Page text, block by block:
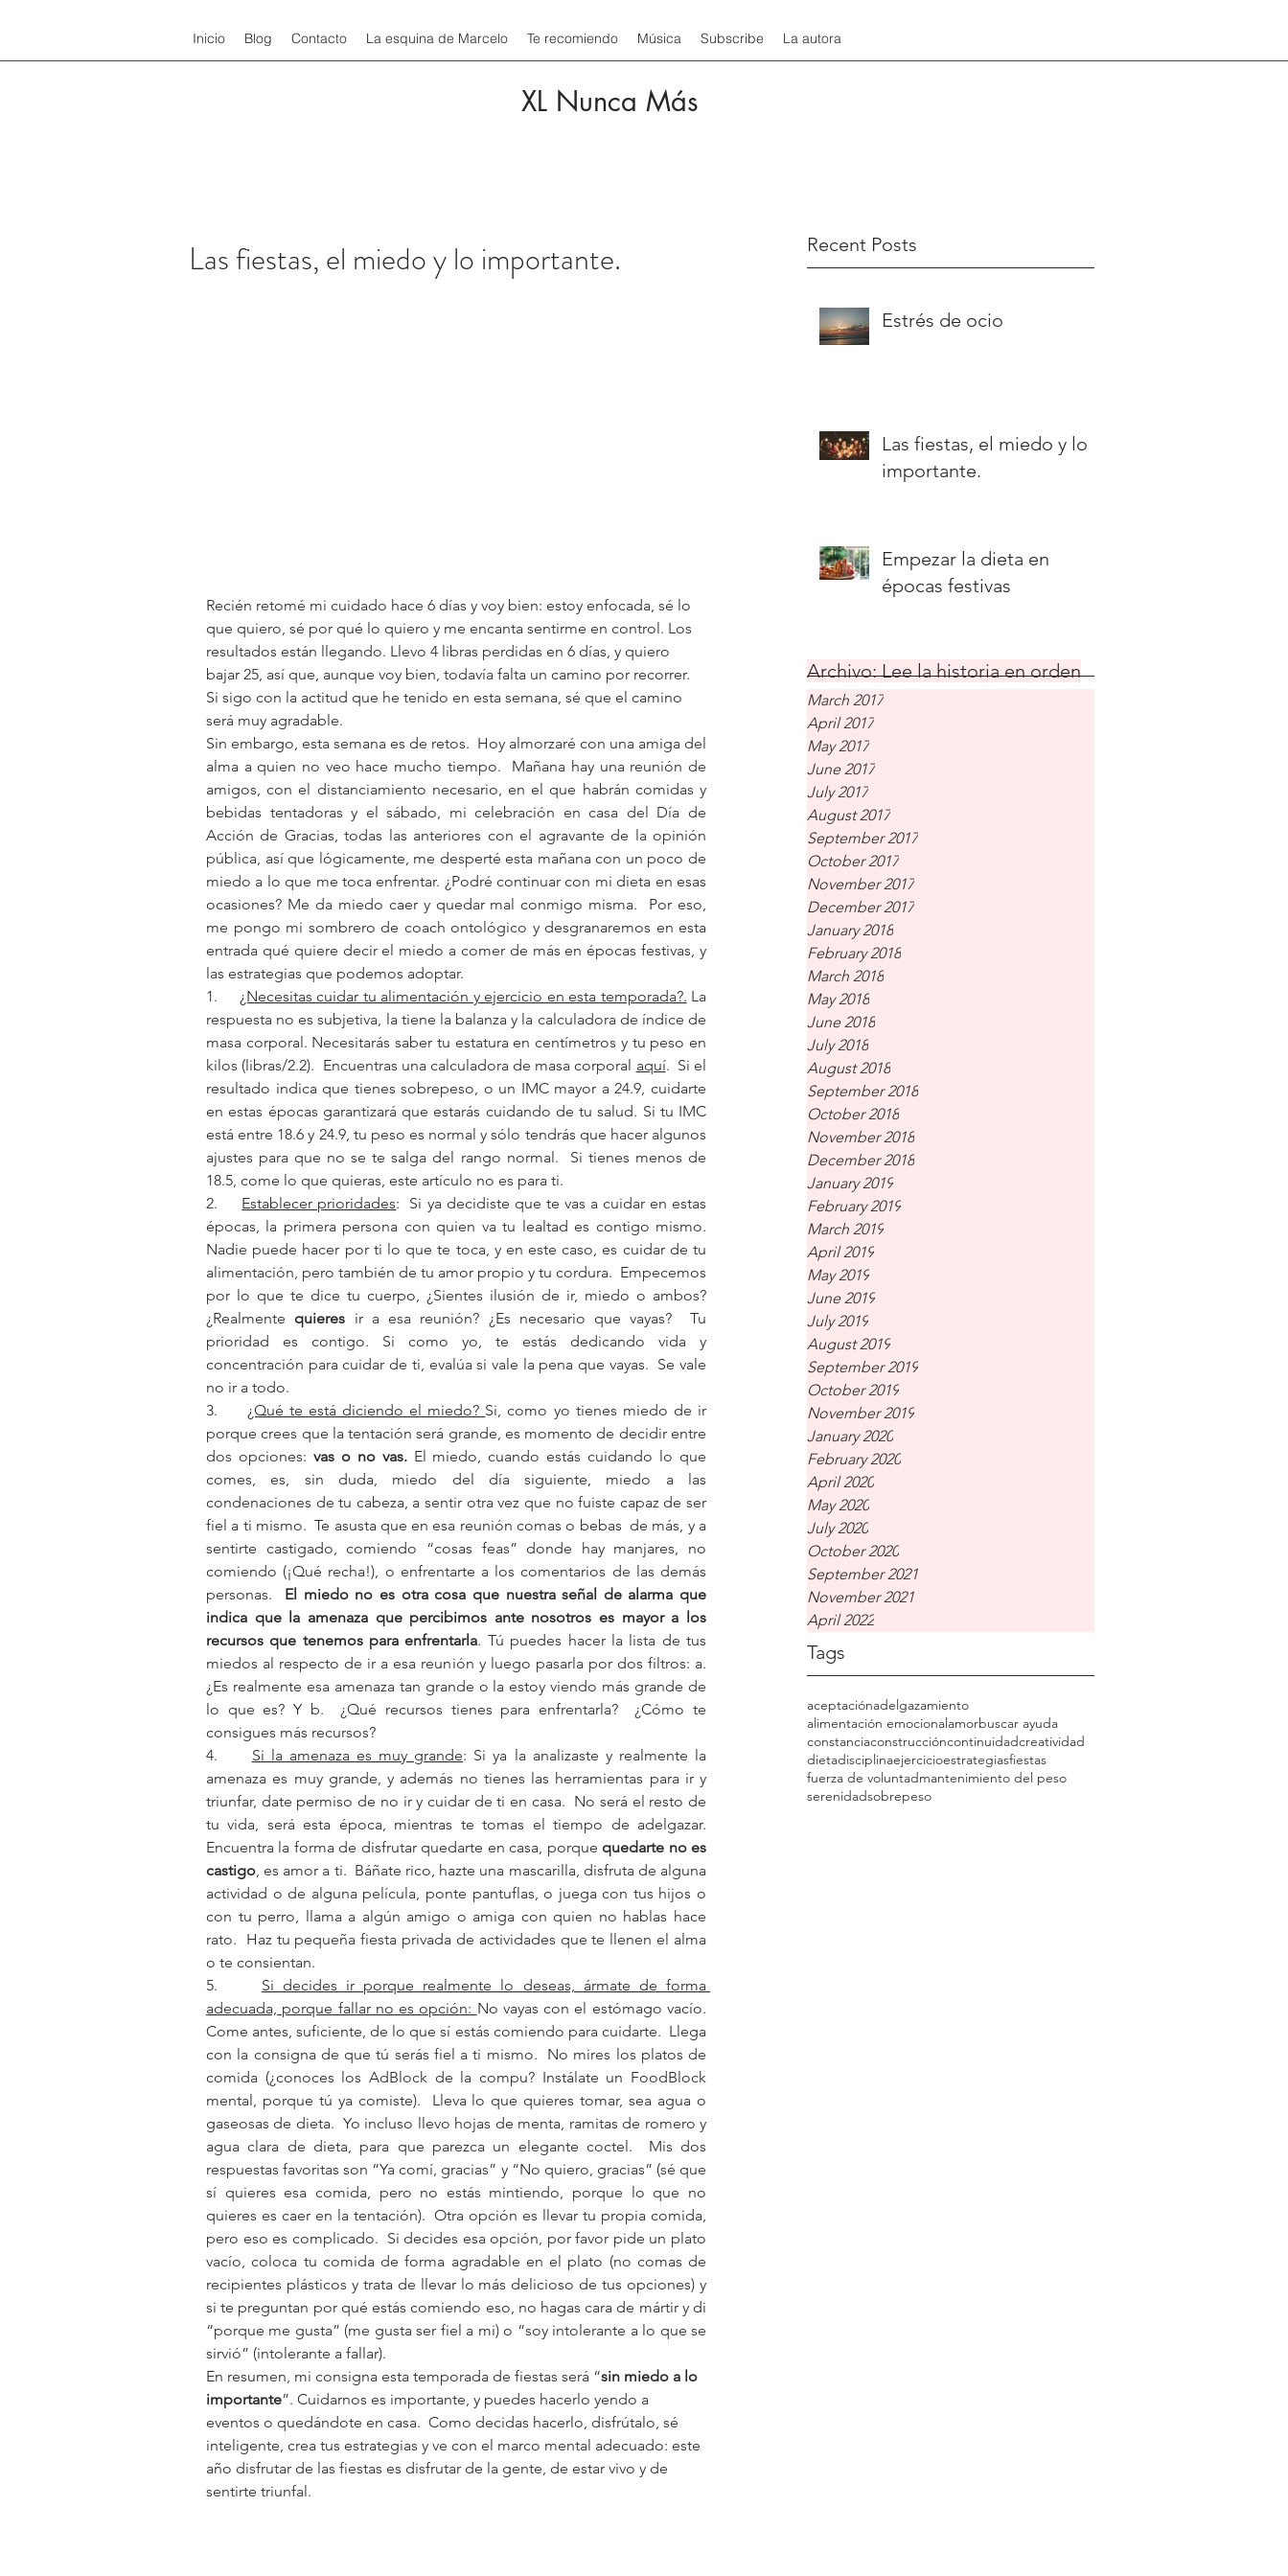
Inicio Blog Contacto La esquina de Marcelo Te recomiendo Música Subscribe La autora
XL Nunca Más
Recent Posts
Estrés de ocio
Las fiestas, el miedo y lo
importante.
Empezar la dieta en
épocas festivas
Archivo: Lee la historia en orden
March 2017
April 2017
May 2017
June 2017
July 2017
August 2017
September 2017
October 2017
November 2017
December 2017
January 2018
February 2018
March 2018
May 2018
June 2018
July 2018
August 2018
September 2018
October 2018
November 2018
December 2018
January 2019
February 2019
March 2019
April 2019
May 2019
June 2019
July 2019
August 2019
September 2019
October 2019
November 2019
January 2020
February 2020
April 2020
May 2020
July 2020
October 2020
September 2021
November 2021
April 2022
Tags
aceptaciónadelgazamiento
alimentación emocionalamorbuscar ayuda
constanciaconstruccióncontinuidadcreatividad
dietadisciplinaejercicioestrategiasfiestas
fuerza de voluntadmantenimiento del peso
serenidadsobrepeso
Las fiestas, el miedo y lo importante.
Recién retomé mi cuidado hace 6 días y voy bien: estoy enfocada, sé lo
que quiero, sé por qué lo quiero y me encanta sentirme en control. Los
resultados están llegando. Llevo 4 libras perdidas en 6 días, y quiero
bajar 25, así que, aunque voy bien, todavía falta un camino por recorrer.
Si sigo con la actitud que he tenido en esta semana, sé que el camino
será muy agradable.
Sin embargo, esta semana es de retos.  Hoy almorzaré con una amiga del
alma a quien no veo hace mucho tiempo.  Mañana hay una reunión de
amigos, con el distanciamiento necesario, en el que habrán comidas y
bebidas tentadoras y el sábado, mi celebración en casa del Día de
Acción de Gracias, todas las anteriores con el agravante de la opinión
pública, así que lógicamente, me desperté esta mañana con un poco de
miedo a lo que me toca enfrentar. ¿Podré continuar con mi dieta en esas
ocasiones? Me da miedo caer y quedar mal conmigo misma.  Por eso,
me pongo mi sombrero de coach ontológico y desgranaremos en esta
entrada qué quiere decir el miedo a comer de más en épocas festivas, y
las estrategias que podemos adoptar.
1. ¿Necesitas cuidar tu alimentación y ejercicio en esta temporada?. La
respuesta no es subjetiva, la tiene la balanza y la calculadora de índice de
masa corporal. Necesitarás saber tu estatura en centímetros y tu peso en
kilos (libras/2.2).  Encuentras una calculadora de masa corporal aquí.  Si el
resultado indica que tienes sobrepeso, o un IMC mayor a 24.9, cuidarte
en estas épocas garantizará que estarás cuidando de tu salud. Si tu IMC
está entre 18.6 y 24.9, tu peso es normal y sólo tendrás que hacer algunos
ajustes para que no se te salga del rango normal.  Si tienes menos de
18.5, come lo que quieras, este artículo no es para ti.
2. Establecer prioridades:  Si ya decidiste que te vas a cuidar en estas
épocas, la primera persona con quien va tu lealtad es contigo mismo.
Nadie puede hacer por ti lo que te toca, y en este caso, es cuidar de tu
alimentación, pero también de tu amor propio y tu cordura.  Empecemos
por lo que te dice tu cuerpo, ¿Sientes ilusión de ir, miedo o ambos?
¿Realmente quieres ir a esa reunión? ¿Es necesario que vayas?  Tu
prioridad es contigo. Si como yo, te estás dedicando vida y
concentración para cuidar de ti, evalúa si vale la pena que vayas.  Se vale
no ir a todo.
3. ¿Qué te está diciendo el miedo? Si, como yo tienes miedo de ir
porque crees que la tentación será grande, es momento de decidir entre
dos opciones: vas o no vas. El miedo, cuando estás cuidando lo que
comes, es, sin duda, miedo del día siguiente, miedo a las
condenaciones de tu cabeza, a sentir otra vez que no fuiste capaz de ser
fiel a ti mismo.  Te asusta que en esa reunión comas o bebas  de más, y a
sentirte castigado, comiendo “cosas feas” donde hay manjares, no
comiendo (¡Qué recha!), o enfrentarte a los comentarios de las demás
personas. El miedo no es otra cosa que nuestra señal de alarma que
indica que la amenaza que percibimos ante nosotros es mayor a los
recursos que tenemos para enfrentarla. Tú puedes hacer la lista de tus
miedos al respecto de ir a esa reunión y luego pasarla por dos filtros: a.
¿Es realmente esa amenaza tan grande o la estoy viendo más grande de
lo que es? Y b.  ¿Qué recursos tienes para enfrentarla?  ¿Cómo te
consigues más recursos?
4. Si la amenaza es muy grande: Si ya la analizaste y realmente la
amenaza es muy grande, y además no tienes las herramientas para ir y
triunfar, date permiso de no ir y cuidar de ti en casa.  No será el resto de
tu vida, será esta época, mientras te tomas el tiempo de adelgazar.
Encuentra la forma de disfrutar quedarte en casa, porque quedarte no es
castigo, es amor a ti.  Báñate rico, hazte una mascarilla, disfruta de alguna
actividad o de alguna película, ponte pantuflas, o juega con tus hijos o
con tu perro, llama a algún amigo o amiga con quien no hablas hace
rato.  Haz tu pequeña fiesta privada de actividades que te llenen el alma
o te consientan.
5. Si decides ir porque realmente lo deseas, ármate de forma
adecuada, porque fallar no es opción: No vayas con el estómago vacío.
Come antes, suficiente, de lo que sí estás comiendo para cuidarte.  Llega
con la consigna de que tú serás fiel a ti mismo.  No mires los platos de
comida (¿conoces los AdBlock de la compu? Instálate un FoodBlock
mental, porque tú ya comiste).  Lleva lo que quieres tomar, sea agua o
gaseosas de dieta.  Yo incluso llevo hojas de menta, ramitas de romero y
agua clara de dieta, para que parezca un elegante coctel.  Mis dos
respuestas favoritas son “Ya comí, gracias” y “No quiero, gracias” (sé que
sí quieres esa comida, pero no estás mintiendo, porque lo que no
quieres es caer en la tentación).  Otra opción es llevar tu propia comida,
pero eso es complicado.  Si decides esa opción, por favor pide un plato
vacío, coloca tu comida de forma agradable en el plato (no comas de
recipientes plásticos y trata de llevar lo más delicioso de tus opciones) y
si te preguntan por qué estás comiendo eso, no hagas cara de mártir y di
“porque me gusta” (me gusta ser fiel a mi) o “soy intolerante a lo que se
sirvió” (intolerante a fallar).
En resumen, mi consigna esta temporada de fiestas será “sin miedo a lo
importante”. Cuidarnos es importante, y puedes hacerlo yendo a
eventos o quedándote en casa.  Como decidas hacerlo, disfrútalo, sé
inteligente, crea tus estrategias y ve con el marco mental adecuado: este
año disfrutar de las fiestas es disfrutar de la gente, de estar vivo y de
sentirte triunfal.